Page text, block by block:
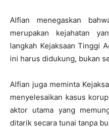
Alfian menegaskan
merupakan kejahatan
langkah Kejaksaan Tinggi
ini harus didukung, bukan
Alfian juga meminta
menyelesaikan kasus
aktor utama yang
ditarik secara tunai tanpa